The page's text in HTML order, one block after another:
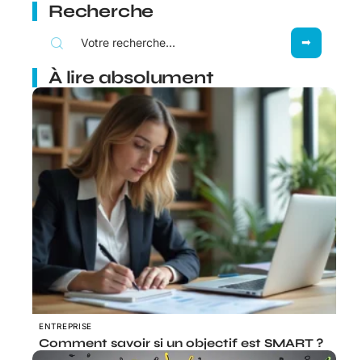
Recherche
À lire absolument
ENTREPRISE
Comment savoir si un objectif est SMART ?